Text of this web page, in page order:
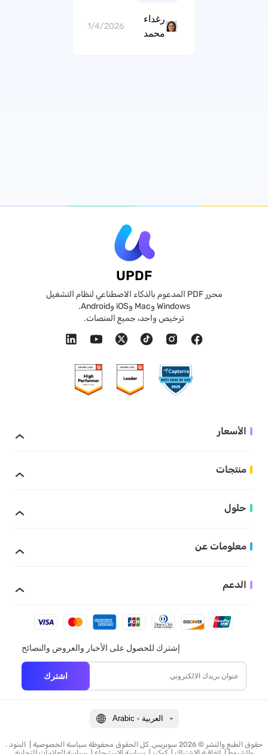
رغداء
محمد
1/4/2026
UPDF
محرر PDF المدعوم بالذكاء الاصطناعي لنظام التشغيل
Windows وMac وiOS وAndroid.
ترخيص واحد، جميع المنصات.
الأسعار
منتجات
حلول
معلومات عن
الدعم
إشترك للحصول على الأخبار والعروض والنصائح
اشترك
Arabic - العربية
. حقوق الطبع والنشر © 2026 سوبريس. كل الحقوق محفوظة سياسة الخصوصية
البنود